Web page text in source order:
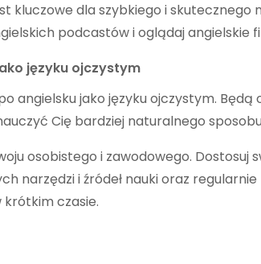
kluczowe dla szybkiego i skutecznego
podcastów i oglądaj angielskie
języku ojczystym
angielsku jako języku ojczystym. Będą
Cię bardziej naturalnego
osobistego i zawodowego. Dostosuj
narzędzi i źródeł nauki oraz
krótkim czasie.